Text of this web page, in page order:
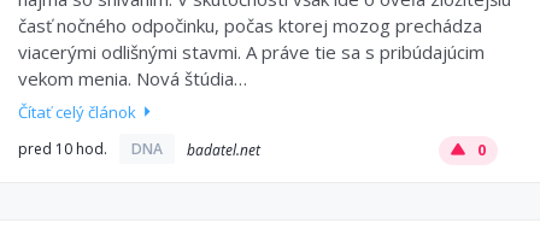
časť nočného odpočinku, počas ktorej mozog prechádza
viacerými odlišnými stavmi. A práve tie sa s pribúdajúcim
vekom menia. Nová štúdia…
Čítať celý článok
pred 10 hod. DNA badatel.net 0